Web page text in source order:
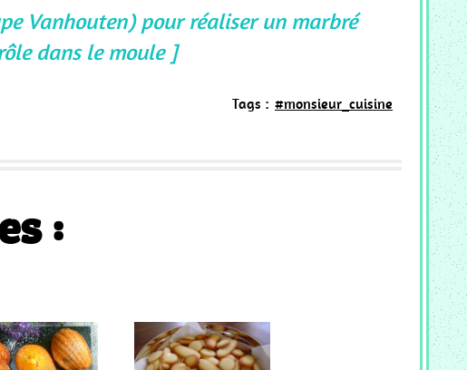
Vanhouten) pour réaliser un marbré
dans le moule ]
Tags : #monsieur_cuisine
: